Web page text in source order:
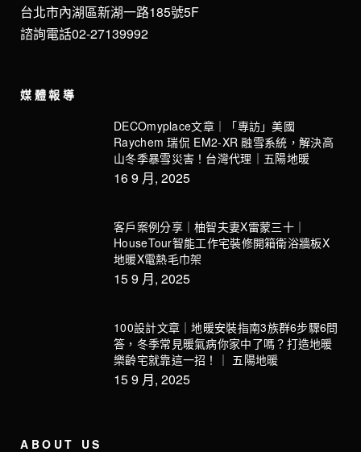
台北市內湖區新湖一路185號5F
諮詢電話02-27139992
媒體報導
DECOmyplace文章｜「專訪」美國
Raychem 瑞侃 EM2-XR 融雪系統，解決高
山冬季暴雪災害！台灣代理｜五陽地暖
16 9 月, 2025
客戶案例分享｜柚智夫妻X雷蒙三十｜
HouseTour智能工作宅裝修開箱衛浴牆板X
地暖X電熱毛巾架
15 9 月, 2025
100設計文章｜地暖安裝指南3族群6步驟6問
答，冬季常見暖氣病你家中了嗎？打造地暖
樂齡宅就靠這一招！｜ 五陽地暖
15 9 月, 2025
ABOUT US